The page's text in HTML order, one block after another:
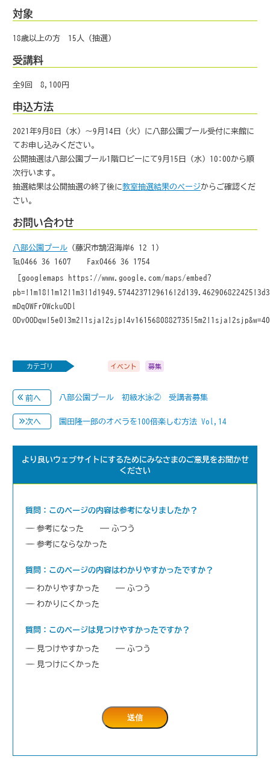
対象
18歳以上の方 15人（抽選）
受講料
全9回 8,100円
申込方法
2021年9月8日（水）～9月14日（火）に八部公園プール受付に来館に
てお申し込みください。
公開抽選は八部公園プール1階ロビーにて9月15日（水）10:00から順
次行います。
抽選結果は公開抽選の終了後に教室抽選結果のページからご確認くだ
さい。
お問い合わせ
八部公園プール （藤沢市鵠沼海岸6-12-1）
℡0466-36-1607 Fax0466-36-1754
[googlemaps https://www.google.com/maps/embed?
mDqOWFrOWckuODl-
カテゴリ イベント 募集
前へ 八部公園プール 初級水泳② 受講者募集
次へ 園田隆一郎のオペラを100倍楽しむ方法 Vol,14
より良いウェブサイトにするためにみなさまのご意見をお聞かせ
ください
質問：このページの内容は参考になりましたか？
参考になった
ふつう
参考にならなかった
質問：このページの内容はわかりやすかったですか？
わかりやすかった
ふつう
わかりにくかった
質問：このページは見つけやすかったですか？
見つけやすかった
ふつう
見つけにくかった